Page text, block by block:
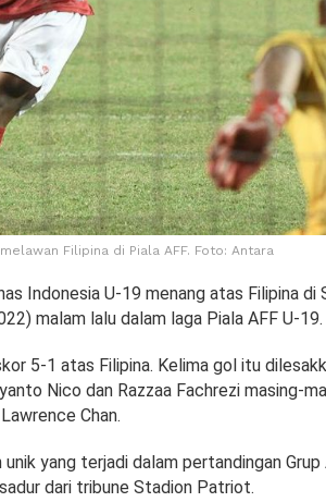
Filipina di Piala AFF. Foto: Antara
Indonesia U-19 menang atas Filipina di
malam lalu dalam laga Piala AFF U-19.
5-1 atas Filipina. Kelima gol itu
Nico dan Razzaa Fachrezi masing-
Chan.
yang terjadi dalam pertandingan Grup
dari tribune Stadion Patriot.